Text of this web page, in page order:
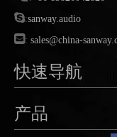
:sanway.audio
: sales@china-
快速导航
产品